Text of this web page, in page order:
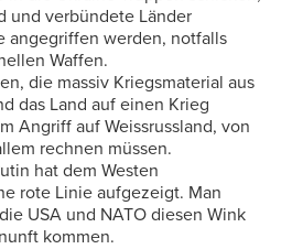
und verbündete Länder
angegriffen werden, notfalls
Waffen.
die massiv Kriegsmaterial aus
das Land auf einen Krieg
Angriff auf Weissrussland, von
rechnen müssen.
hat dem Westen
rote Linie aufgezeigt. Man
USA und NATO diesen Wink
kommen.